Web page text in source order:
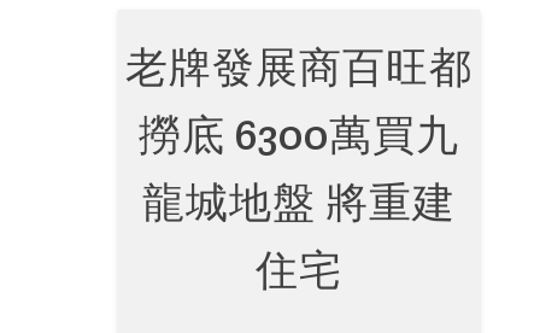
老牌發展商百旺都
撈底 6300萬買九
龍城地盤 將重建
住宅